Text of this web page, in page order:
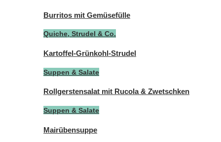
Burritos mit Gemüsefülle
Quiche, Strudel & Co.
Kartoffel-Grünkohl-Strudel
Suppen & Salate
Rollgerstensalat mit Rucola & Zwetschken
Suppen & Salate
Mairübensuppe